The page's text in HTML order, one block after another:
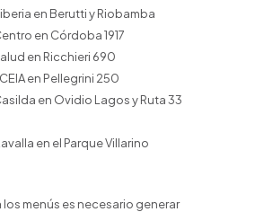
en Berutti y Riobamba
en Córdoba 1917
en Ricchieri 690
en Pellegrini 250
en Ovidio Lagos y Ruta 33
en el Parque Villarino
los menús es necesario generar